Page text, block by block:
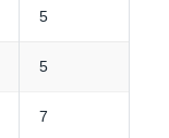
5
5
7